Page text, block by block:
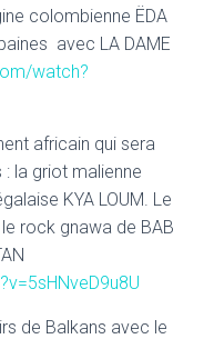
colombienne ËDA
avec LA DAME
watch?
africain qui sera
: la griot malienne
KYA LOUM. Le
rock gnawa de BAB
de Balkans avec le